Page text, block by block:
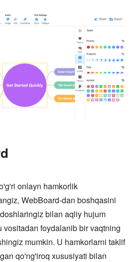
onlayn hamkorlik
WebBoard-dan boshqasini
bilan aqliy hujum
foydalanib bir vaqtning
mumkin. U hamkorlarni taklif
qo'ng'iroq xususiyati bilan